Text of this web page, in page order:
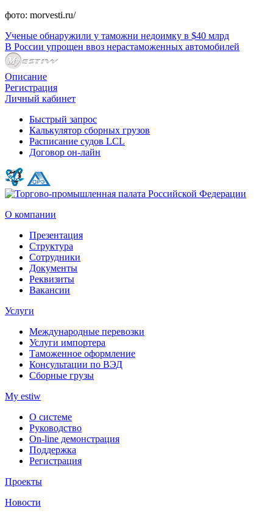
фото: morvesti.ru/
Ученые обнаружили у таможни недоимку в $40 млрд
В России упрощен ввоз нерастаможенных автомобилей
Описание
Регистрация
Личный кабинет
Быстрый запрос
Калькулятор сборных грузов
Расписание судов LCL
Договор он-лайн
О компании
Презентация
Структура
Сотрудники
Документы
Реквизиты
Вакансии
Услуги
Международные перевозки
Услуги импортера
Таможенное оформление
Консультации по ВЭД
Сборные грузы
My estiw
О системе
Руководство
On-line демонстрация
Поддержка
Регистрация
Проекты
Новости